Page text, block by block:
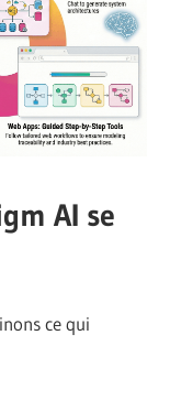
AI se
ce qui